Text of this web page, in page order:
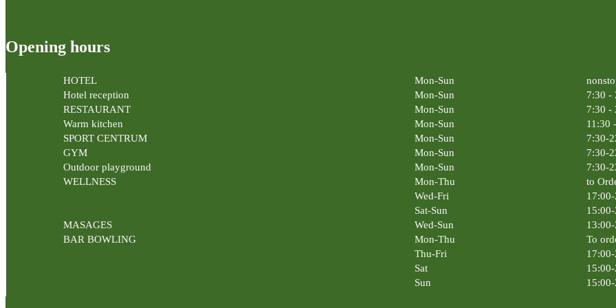
Opening hours
HOTEL Mon-Sun
Hotel reception
Mon-Sun
7:30 -
RESTAURANT
Mon-Sun
7:30 -
Warm kitchen
Mon-Sun
11:30
SPORT CENTRUM
Mon-Sun
7:30-
GYM
Mon-Sun
7:30-
Outdoor playground
Mon-Sun
7:30-
WELLNESS
Mon-Thu
to
Wed-Fri
Sat-Sun
MASAGES
Wed-Sun
BAR BOWLING
Mon-Thu
To
Thu-Fri
Sat
Sun